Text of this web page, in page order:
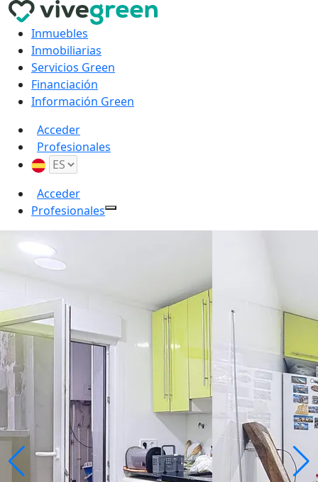
Inmuebles
Inmobiliarias
Servicios Green
Financiación
Información Green
Acceder
Profesionales
Acceder
Profesionales